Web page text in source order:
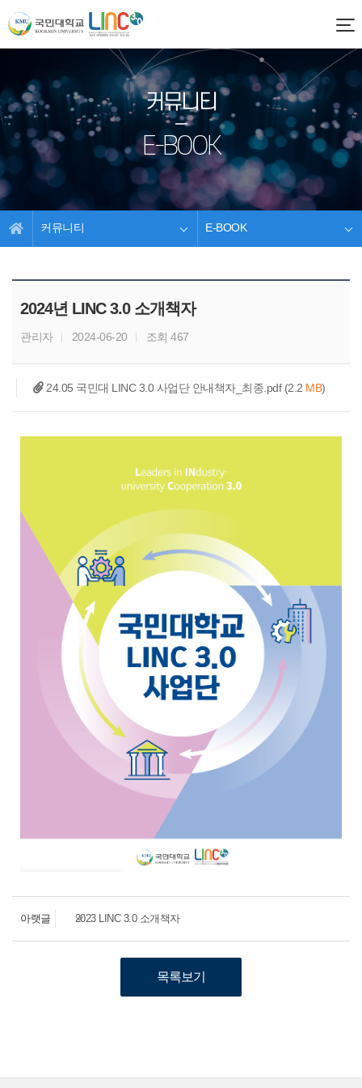
커뮤니티
E-BOOK
커뮤니티 E-BOOK
2024년 LINC 3.0 소개책자
관리자 2024-06-20 조회 467
24.05 국민대 LINC 3.0 사업단 안내책자_최종.pdf (2.2 MB)
아랫글 2023 LINC 3.0 소개책자
목록보기